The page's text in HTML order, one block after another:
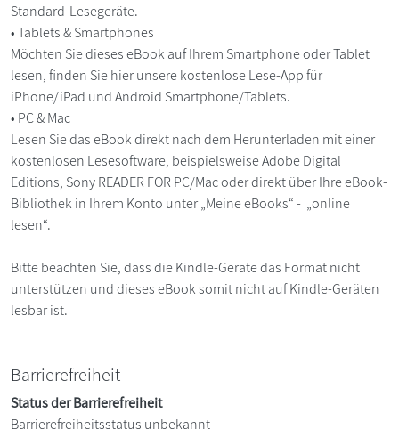
Standard-Lesegeräte.
• Tablets & Smartphones
Möchten Sie dieses eBook auf Ihrem Smartphone oder Tablet
lesen, finden Sie hier unsere kostenlose Lese-App für
iPhone/iPad und Android Smartphone/Tablets.
• PC & Mac
Lesen Sie das eBook direkt nach dem Herunterladen mit einer
kostenlosen Lesesoftware, beispielsweise Adobe Digital
Editions, Sony READER FOR PC/Mac oder direkt über Ihre eBook-
Bibliothek in Ihrem Konto unter „Meine eBooks“ - „online
lesen“.
Bitte beachten Sie, dass die Kindle-Geräte das Format nicht
unterstützen und dieses eBook somit nicht auf Kindle-Geräten
lesbar ist.
Barrierefreiheit
Status der Barrierefreiheit
Barrierefreiheitsstatus unbekannt